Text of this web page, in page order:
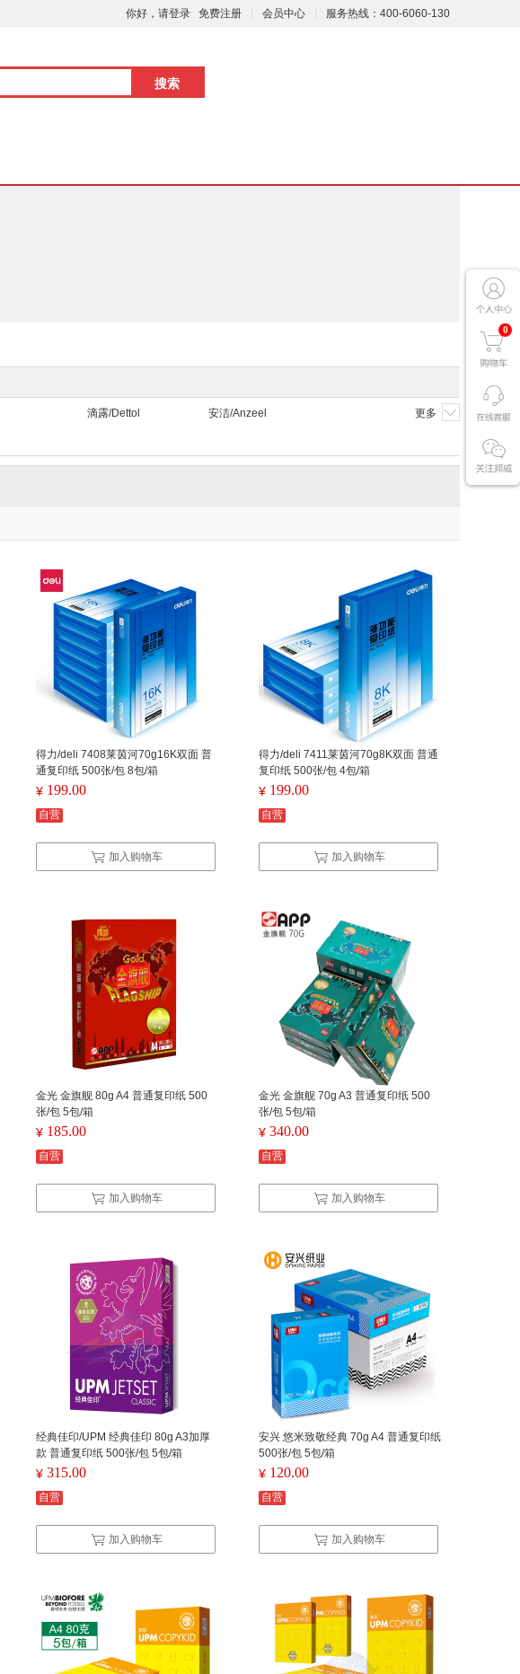
你好，请登录 免费注册 会员中心 服务热线：400-6060-130
0
滴露/Dettol 安洁/Anzeel 更多
得力/deli 7408莱茵河70g16K双面 普
通复印纸 500张/包 8包/箱
¥ 199.00
自营
加入购物车
得力/deli 7411莱茵河70g8K双面 普通
复印纸 500张/包 4包/箱
¥ 199.00
自营
加入购物车
金光 金旗舰 80g A4 普通复印纸 500
张/包 5包/箱
¥ 185.00
自营
加入购物车
金光 金旗舰 70g A3 普通复印纸 500
张/包 5包/箱
¥ 340.00
自营
加入购物车
经典佳印/UPM 经典佳印 80g A3加厚
款 普通复印纸 500张/包 5包/箱
¥ 315.00
自营
加入购物车
安兴 悠米致敬经典 70g A4 普通复印纸
500张/包 5包/箱
¥ 120.00
自营
加入购物车